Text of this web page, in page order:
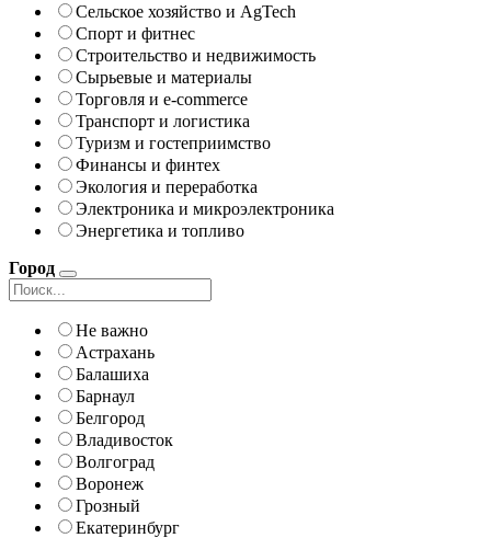
Сельское хозяйство и AgTech
Спорт и фитнес
Строительство и недвижимость
Сырьевые и материалы
Торговля и e-commerce
Транспорт и логистика
Туризм и гостеприимство
Финансы и финтех
Экология и переработка
Электроника и микроэлектроника
Энергетика и топливо
Город
Не важно
Астрахань
Балашиха
Барнаул
Белгород
Владивосток
Волгоград
Воронеж
Грозный
Екатеринбург